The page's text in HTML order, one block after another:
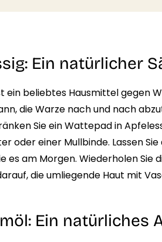
Ein natürlicher
ein beliebtes Hausmittel gegen
die Warze nach und nach
Sie ein Wattepad in
oder einer Mullbinde. Lassen
es am Morgen. Wiederholen Sie
die umliegende Haut mit
Ein natürliches